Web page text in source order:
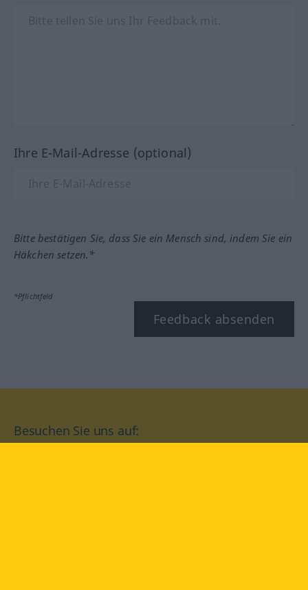
Ihre E-Mail-Adresse (optional)
Bitte bestätigen Sie, dass Sie ein Mensch sind, indem Sie ein
Häkchen setzen.*
*Pflichtfeld
Feedback absenden
Besuchen Sie uns auf: